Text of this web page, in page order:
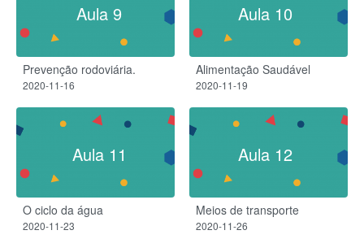
Aula 9
Prevenção rodoviária.
2020-11-16
Aula 10
Alimentação Saudável
2020-11-19
Aula 11
O ciclo da água
2020-11-23
Aula 12
Meios de transporte
2020-11-26